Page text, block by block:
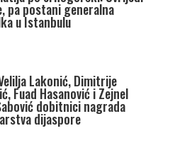
pa postani generalna
u Istanbulu
Lakonić, Dimitrije
Fuad Hasanović i Zejnel
dobitnici nagrada
dijaspore